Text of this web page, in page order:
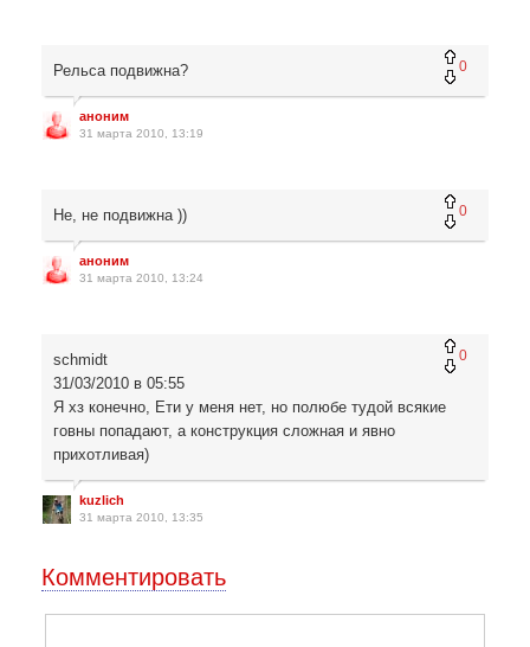
0
Рельса подвижна?
аноним
31 марта 2010, 13:19
0
Не, не подвижна ))
аноним
31 марта 2010, 13:24
0
schmidt
31/03/2010 в 05:55
Я хз конечно, Ети у меня нет, но полюбе тудой всякие
говны попадают, а конструкция сложная и явно
прихотливая)
kuzlich
31 марта 2010, 13:35
Комментировать